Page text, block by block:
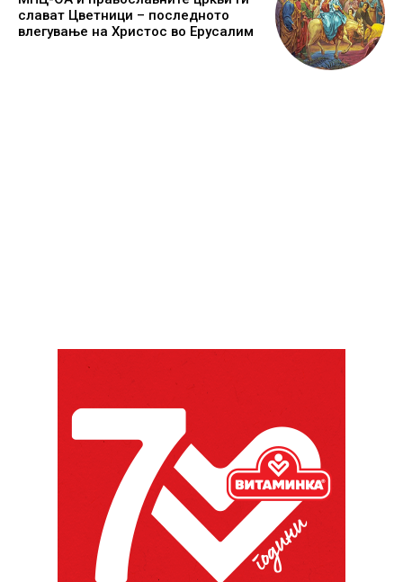
слават Цветници – последното
влегување на Христос во Ерусалим